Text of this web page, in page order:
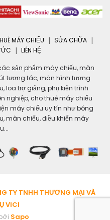
MÁY CHIẾU
SỬA CHỮA
LIÊN HỆ
sản phẩm máy chiếu, màn
tương tác, màn hình tương
loa trợ giảng, phụ kiện trình
nghiệp, cho thuê máy chiếu
máy chiếu uy tín như bóng
màn chiếu, điều khiển máy
TY TNHH THƯƠNG MẠI VÀ
VICI
Sapo